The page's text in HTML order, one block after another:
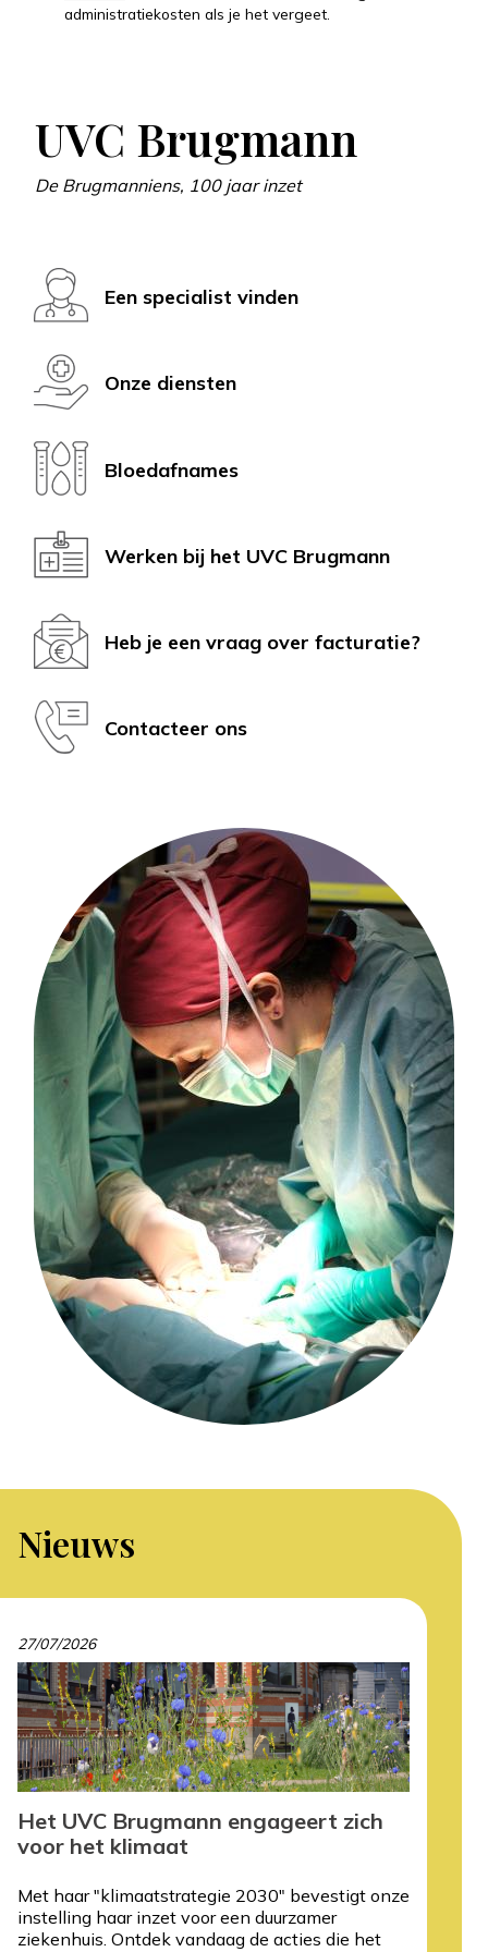
administratiekosten als je het vergeet.
UVC Brugmann
De Brugmanniens, 100 jaar inzet
Een specialist vinden
Onze diensten
Bloedafnames
Werken bij het UVC Brugmann
Heb je een vraag over facturatie?
Contacteer ons
Nieuws
27/07/2026
Het UVC Brugmann engageert zich
voor het klimaat
Met haar "klimaatstrategie 2030" bevestigt onze
instelling haar inzet voor een duurzamer
ziekenhuis. Ontdek vandaag de acties die het